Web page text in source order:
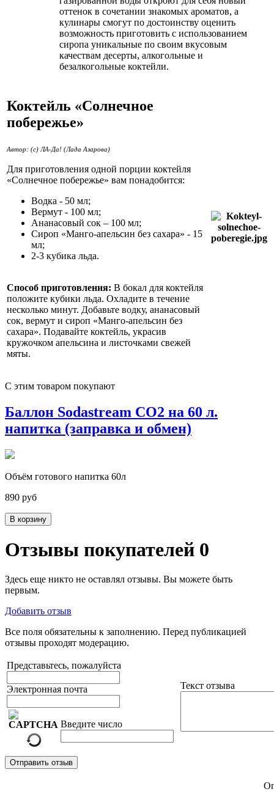
оттенок в сочетании знакомых ароматов, а
кулинары смогут по достоинству оценить
возможность приготовить с использованием
сиропа уникальные по своим вкусовым
качествам десерты, алкогольные и
безалкогольные коктейли.
Коктейль «Солнечное
побережье»
Автор: (с) ЛА-Да! (Лада Азарова)
Для приготовления одной порции коктейля
«Солнечное побережье» вам понадобится:
Водка - 50 мл;
Вермут - 100 мл;
Ананасовый сок – 100 мл;
Сироп «Манго-апельсин без сахара» - 15
мл;
2-3 кубика льда.
Способ приготовления: В бокал для коктейля
положите кубики льда. Охладите в течение
несколько минут. Добавьте водку, ананасовый
сок, вермут и сироп «Манго-апельсин без
сахара». Подавайте коктейль, украсив
кружочком апельсина и листочками свежей
мяты.
С этим товаром покупают
Баллон Sodastream CO2 на 60 л.
напитка (заправка и обмен)
Объём готового напитка 60л
890 руб
В корзину
Отзывы покупателей 0
Здесь еще никто не оставлял отзывы. Вы можете быть
первым.
Добавить отзыв
Все поля обязательны к заполнению. Перед публикацией
отзывы проходят модерацию.
Представьтесь, пожалуйста
Электронная почта
Введите число
Текст отзыва
Отправить отзыв